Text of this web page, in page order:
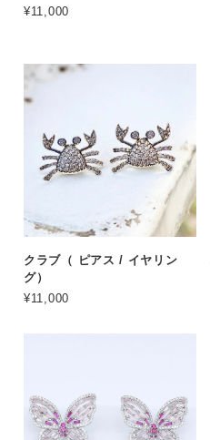
¥11,000
クラブ（ ピアス / イヤリン
グ）
¥11,000